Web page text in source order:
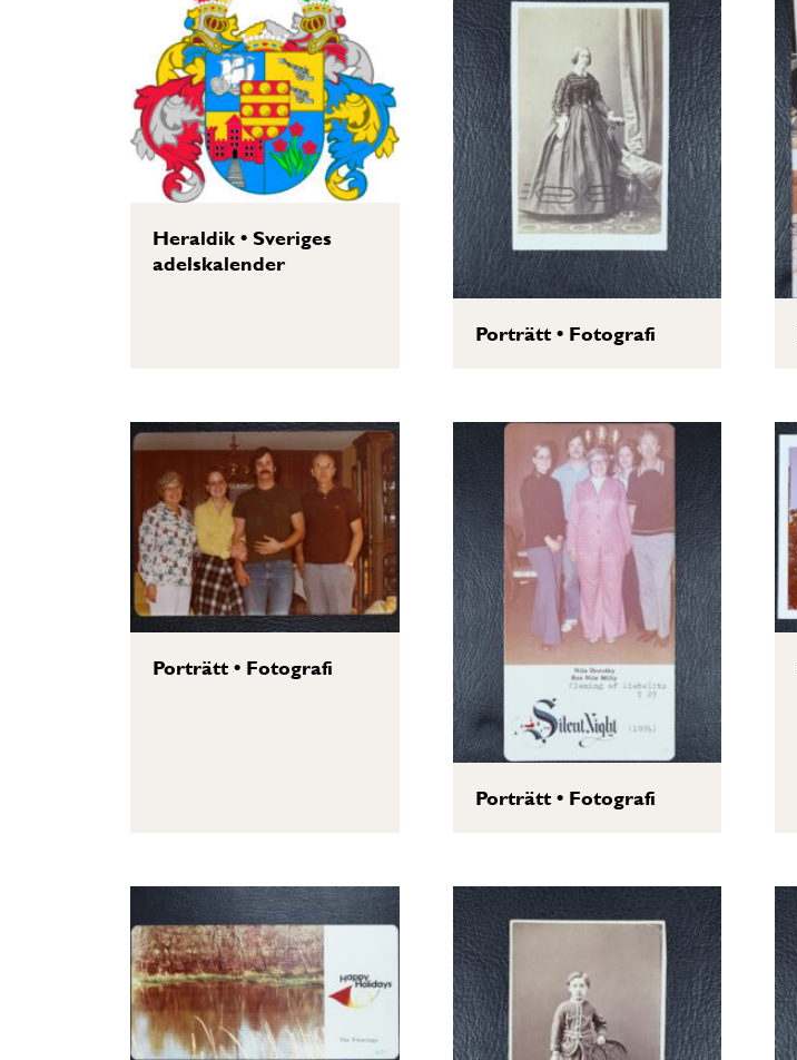
Heraldik•Sveriges
adelskalender
Porträtt• Fotografi
Porträtt• Fotografi
Porträtt• Fotografi